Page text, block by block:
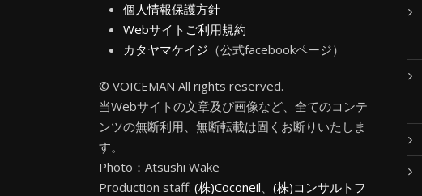
個人情報保護方針
Webサイトご利用規約
カタヤマケイジ （公式facebookページ）
© VOICEMAN All rights reserved.
当Webサイトの文章及び画像など、全てのコンテ
ンツの無断利用、無断転載は固くお断りいたしま
す。
Photo：Atsushi Wake
Production staff: (株)Coconeil、 (株)コンサルトフ